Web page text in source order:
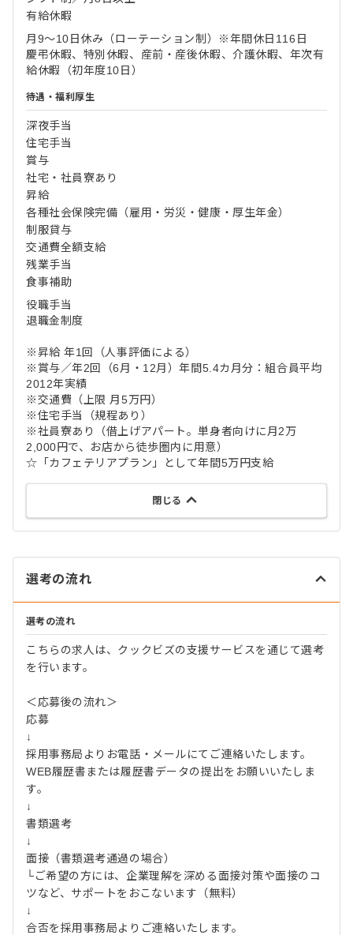
有給休暇
月9～10日休み（ローテーション制）※年間休日116日
慶弔休暇、特別休暇、産前・産後休暇、介護休暇、年次有
給休暇（初年度10日）
待遇・福利厚生
深夜手当
住宅手当
賞与
社宅・社員寮あり
昇給
各種社会保険完備（雇用・労災・健康・厚生年金）
制服貸与
交通費全額支給
残業手当
食事補助
役職手当
退職金制度
※昇給 年1回（人事評価による）
※賞与／年2回（6月・12月）年間5.4カ月分：組合員平均
2012年実績
※交通費（上限 月5万円）
※住宅手当（規程あり）
※社員寮あり（借上げアパート。単身者向けに月2万
2,000円で、お店から徒歩圏内に用意）
☆「カフェテリアプラン」として年間5万円支給
閉じる
選考の流れ
選考の流れ
こちらの求人は、クックビズの支援サービスを通じて選考
を行います。
＜応募後の流れ＞
応募
↓
採用事務局よりお電話・メールにてご連絡いたします。
WEB履歴書または履歴書データの提出をお願いいたしま
す。
↓
書類選考
↓
面接（書類選考通過の場合）
└ご希望の方には、企業理解を深める面接対策や面接のコ
ツなど、サポートをおこないます（無料）
↓
合否を採用事務局よりご連絡いたします。